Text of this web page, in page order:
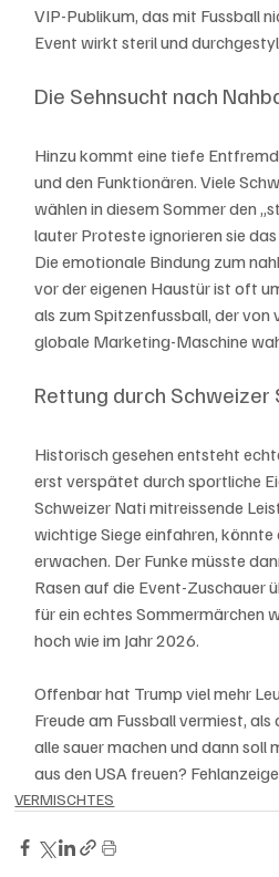
VIP-Publikum, das mit Fussball
Event wirkt steril und
Die Sehnsucht nach
Hinzu kommt eine tiefe
und den Funktionären. Viele
wählen in diesem Sommer den
lauter Proteste ignorieren sie
Die emotionale Bindung zum
vor der eigenen Haustür ist oft
als zum Spitzenfussball, der von
globale Marketing-Maschine
Rettung durch Schweizer
Historisch gesehen entsteht
erst verspätet durch sportliche
Schweizer Nati mitreissende
wichtige Siege einfahren, könnte
erwachen. Der Funke müsste
Rasen auf die Event-Zuschauer
für ein echtes Sommermärchen
hoch wie im Jahr 2026.
Offenbar hat Trump viel mehr
Freude am Fussball vermiest,
alle sauer machen und dann soll
aus den USA freuen?
VERMISCHTES